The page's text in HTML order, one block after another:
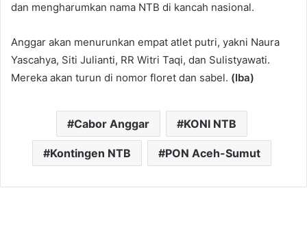
dan mengharumkan nama NTB di kancah nasional.
Anggar akan menurunkan empat atlet putri, yakni Naura
Yascahya, Siti Julianti, RR Witri Taqi, dan Sulistyawati.
Mereka akan turun di nomor floret dan sabel. (Iba)
Cabor Anggar KONI NTB
Kontingen NTB PON Aceh-Sumut